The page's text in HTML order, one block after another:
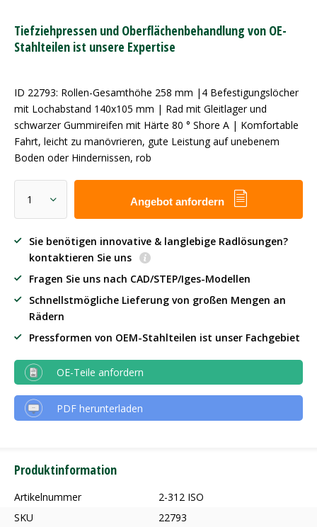
Tiefziehpressen und Oberflächenbehandlung von OE-
Stahlteilen ist unsere Expertise
ID 22793: Rollen-Gesamthöhe 258 mm |4 Befestigungslöcher
mit Lochabstand 140x105 mm | Rad mit Gleitlager und
schwarzer Gummireifen mit Härte 80 ° Shore A | Komfortable
Fahrt, leicht zu manövrieren, gute Leistung auf unebenem
Boden oder Hindernissen, rob
Angebot anfordern
Sie benötigen innovative & langlebige Radlösungen?
kontaktieren Sie uns
Fragen Sie uns nach CAD/STEP/Iges-Modellen
Schnellstmögliche Lieferung von großen Mengen an
Rädern
Pressformen von OEM-Stahlteilen ist unser Fachgebiet
OE-Teile anfordern
PDF herunterladen
Produktinformation
Artikelnummer
2-312 ISO
SKU
22793